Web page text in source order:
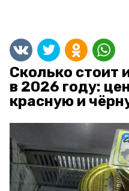
Сколько стоит
в 2026 году:
красную и